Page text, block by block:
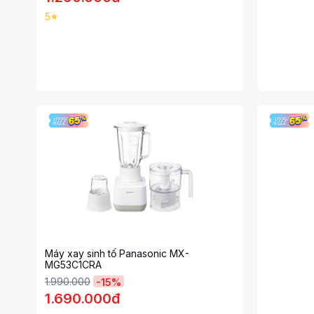
5
Máy xay sinh tố Panasonic MX-
MG53C1CRA
1.990.000 -15%
1.690.000đ